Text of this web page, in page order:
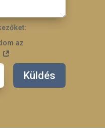
az
Küldés